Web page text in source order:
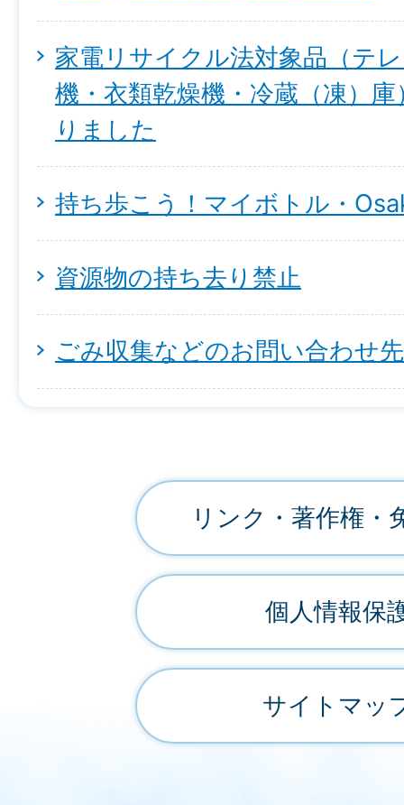
家電リサイクル法対象品（テ
機・衣類乾燥機・冷蔵（凍）
りました
持ち歩こう！マイボトル・
資源物の持ち去り禁止
ごみ収集などのお問い合わせ先
リンク・著作権・
個人情報保
サイトマッ